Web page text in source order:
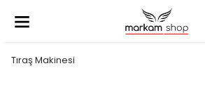
Tıraş Makinesi